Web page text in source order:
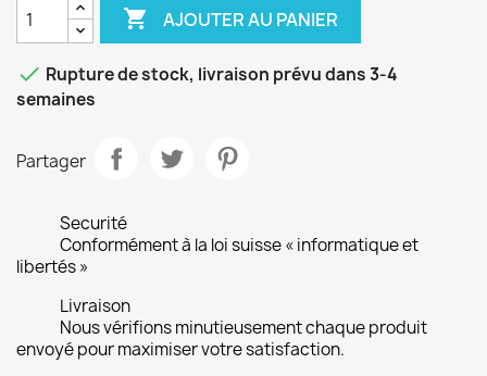
 AJOUTER AU PANIER
 Rupture de stock, livraison prévu dans 3-4
semaines
Partager
Securité
Conformément à la loi suisse « informatique et
libertés »
Livraison
Nous vérifions minutieusement chaque produit
envoyé pour maximiser votre satisfaction.